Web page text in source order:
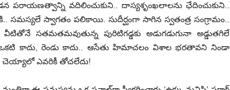
పరాయణత్వాన్ని వదిలించుకుని.. దాస్యశృంఖలాలను ఛేదించుకుని..
సమస్యలే స్వాగతం పలికాయి. సుదీర్ఘంగా సాగిన స్వతంత్ర సంగ్రామం..
సతమతమవుతున్న పురిటిగడ్డకు అడుగడుగునా అడ్డుతగిలే
కాదు, రెండు కాదు.. ఆసేతు హిమాచలం విశాల భరతావని నిండా
చెయ్యాలో ఎవరికీ తోచలేదు!